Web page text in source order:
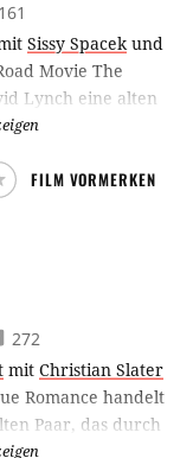
161
Sissy Spacekund
Movie The
Lynch eine alten
auf eine
den Mittleren
FILM VORMERKEN
272
mit Christian Slater
Romance handelt
Paar, das durch
blöden Zufällen